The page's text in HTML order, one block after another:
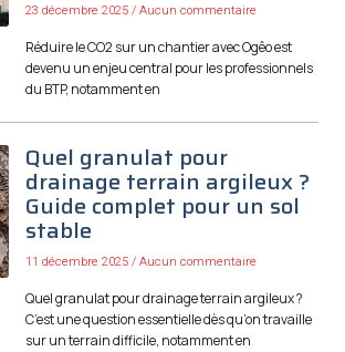
23 décembre 2025 Aucun commentaire
Réduire le CO2 sur un chantier avec Ogêo est
devenu un enjeu central pour les professionnels
du BTP, notamment en
Quel granulat pour
drainage terrain argileux ?
Guide complet pour un sol
stable
11 décembre 2025 Aucun commentaire
Quel granulat pour drainage terrain argileux ?
C’est une question essentielle dès qu’on travaille
sur un terrain difficile, notamment en